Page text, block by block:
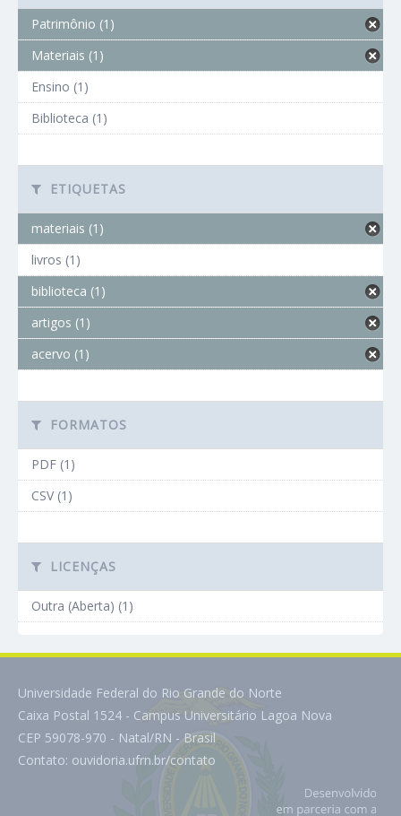
Patrimônio (1)
Materiais (1)
Ensino (1)
Biblioteca (1)
ETIQUETAS
materiais (1)
livros (1)
biblioteca (1)
artigos (1)
acervo (1)
FORMATOS
PDF (1)
CSV (1)
LICENÇAS
Outra (Aberta) (1)
Universidade Federal do Rio Grande do Norte
Caixa Postal 1524 - Campus Universitário Lagoa Nova
CEP 59078-970 - Natal/RN - Brasil
Contato: ouvidoria.ufrn.br/contato